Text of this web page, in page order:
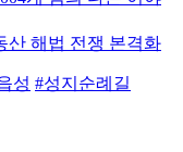
산 해법 전쟁 본격화
성 #성지순례길